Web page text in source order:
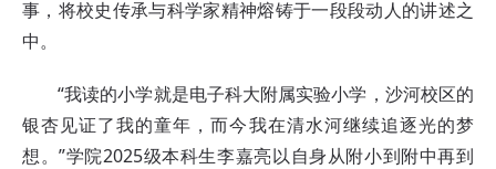
事，将校史传承与科学家精神熔铸于一段段动人的讲述之
中。
“我读的小学就是电子科大附属实验小学，沙河校区的
银杏见证了我的童年，而今我在清水河继续追逐光的梦
想。”学院2025级本科生李嘉亮以自身从附小到附中再到